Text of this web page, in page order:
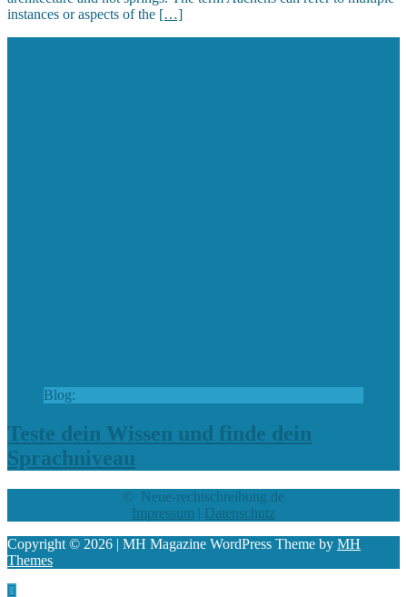
instances or aspects of the […]
Blog:
Teste dein Wissen und finde dein
Sprachniveau
© Neue-rechtschreibung.de
Impressum | Datenschutz
Copyright © 2026 | MH Magazine WordPress Theme by MH
Themes